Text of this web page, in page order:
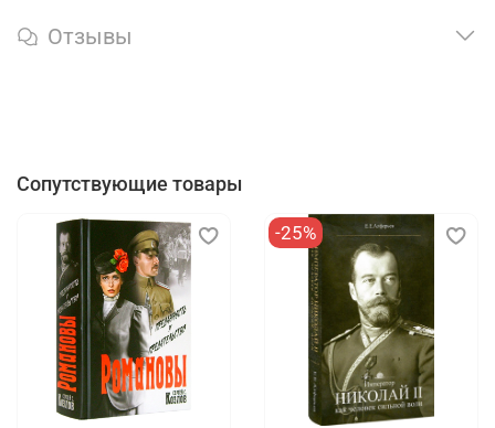
Отзывы
Сопутствующие товары
-25%